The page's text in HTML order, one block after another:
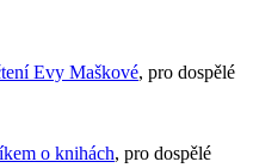
Evy Maškové, pro dospělé
o knihách, pro dospělé